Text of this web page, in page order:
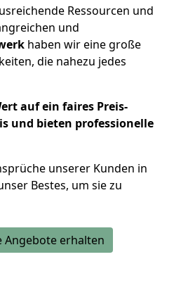
Ressourcen und
und
haben wir eine große
die nahezu jedes
auf ein faires Preis-
und bieten professionelle
unserer Kunden in
Bestes, um sie zu
Angebote erhalten